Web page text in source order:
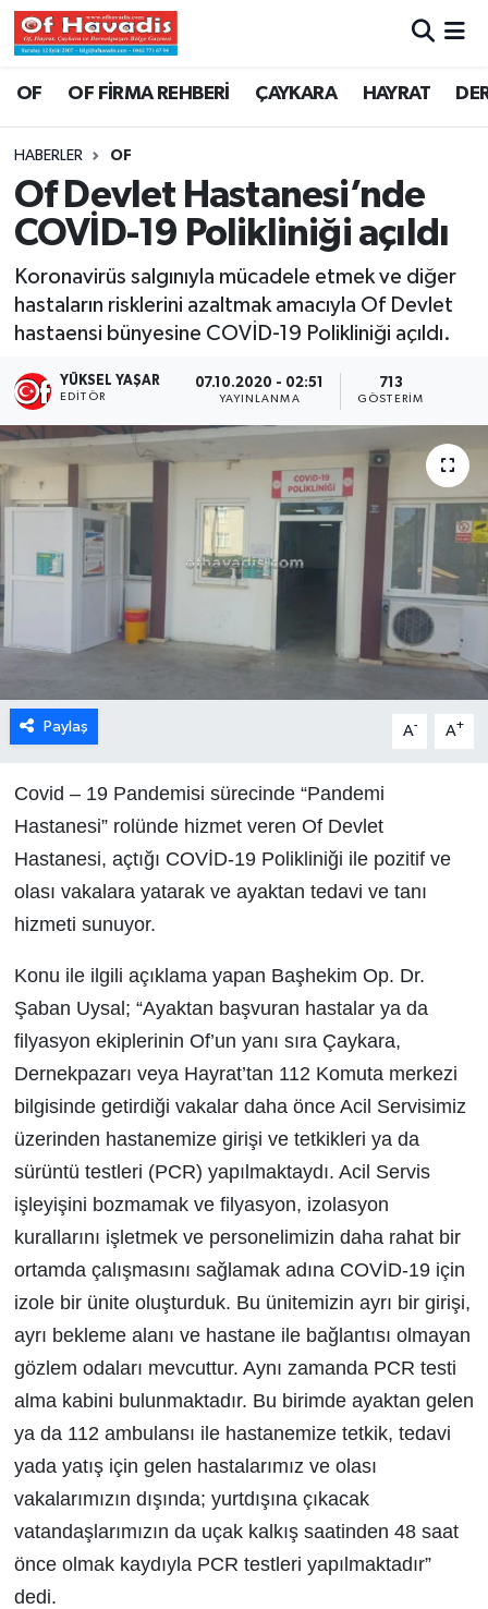
OF OF FİRMA REHBERİ ÇAYKARA HAYRAT
HABERLER OF
Of Devlet Hastanesi’nde
COVİD-19 Polikliniği açıldı
Koronavirüs salgınıyla mücadele etmek ve diğer
hastaların risklerini azaltmak amacıyla Of Devlet
hastaensi bünyesine COVİD-19 Polikliniği açıldı.
YÜKSEL YAŞAR
EDITÖR
07.10.2020 - 02:51
YAYINLANMA
713
GÖSTERIM
Paylaş A- A+
Covid – 19 Pandemisi sürecinde “Pandemi
Hastanesi” rolünde hizmet veren Of Devlet
Hastanesi, açtığı COVİD-19 Polikliniği ile pozitif ve
olası vakalara yatarak ve ayaktan tedavi ve tanı
hizmeti sunuyor.
Konu ile ilgili açıklama yapan Başhekim Op. Dr.
Şaban Uysal; “Ayaktan başvuran hastalar ya da
filyasyon ekiplerinin Of’un yanı sıra Çaykara,
Dernekpazarı veya Hayrat’tan 112 Komuta merkezi
bilgisinde getirdiği vakalar daha önce Acil Servisimiz
üzerinden hastanemize girişi ve tetkikleri ya da
sürüntü testleri (PCR) yapılmaktaydı. Acil Servis
işleyişini bozmamak ve filyasyon, izolasyon
kurallarını işletmek ve personelimizin daha rahat bir
ortamda çalışmasını sağlamak adına COVİD-19 için
izole bir ünite oluşturduk. Bu ünitemizin ayrı bir girişi,
ayrı bekleme alanı ve hastane ile bağlantısı olmayan
gözlem odaları mevcuttur. Aynı zamanda PCR testi
alma kabini bulunmaktadır. Bu birimde ayaktan gelen
ya da 112 ambulansı ile hastanemize tetkik, tedavi
yada yatış için gelen hastalarımız ve olası
vakalarımızın dışında; yurtdışına çıkacak
vatandaşlarımızın da uçak kalkış saatinden 48 saat
önce olmak kaydıyla PCR testleri yapılmaktadır”
dedi.
Trabzon Nöbetçi Eczaneler
Trabzon Namaz Vakitleri
Trabzon Trafik Yoğunluk Haritası
Süper Lig Puan Durumu ve Fikstür
Haber Arşivi